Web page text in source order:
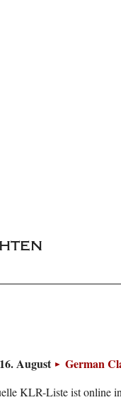
August German
KLR-Liste ist online